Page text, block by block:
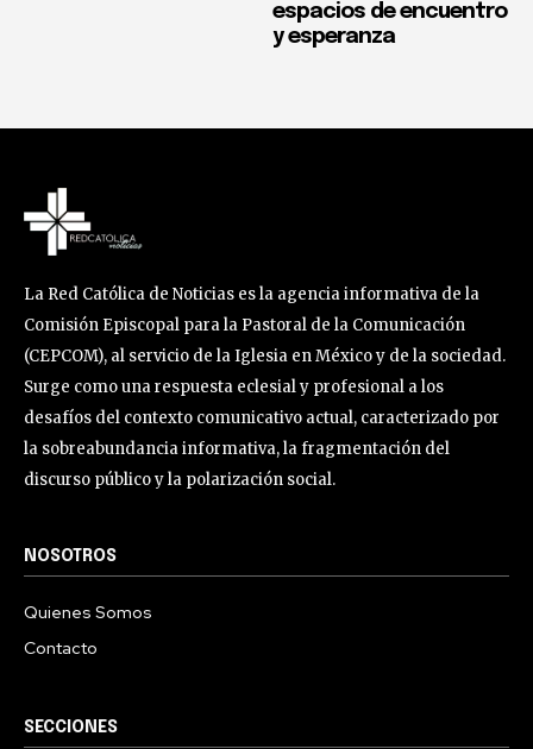
espacios de encuentro
y esperanza
La Red Católica de Noticias es la agencia informativa de la
Comisión Episcopal para la Pastoral de la Comunicación
(CEPCOM), al servicio de la Iglesia en México y de la sociedad.
Surge como una respuesta eclesial y profesional a los
desafíos del contexto comunicativo actual, caracterizado por
la sobreabundancia informativa, la fragmentación del
discurso público y la polarización social.
NOSOTROS
Quienes Somos
Contacto
SECCIONES